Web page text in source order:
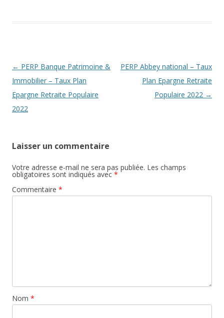
Navigation
des
articles
← PERP Banque Patrimoine &
Immobilier – Taux Plan
Epargne Retraite Populaire
2022
PERP Abbey national – Taux
Plan Epargne Retraite
Populaire 2022 →
Laisser un commentaire
Votre adresse e-mail ne sera pas publiée. Les champs
obligatoires sont indiqués avec *
Commentaire *
Nom *